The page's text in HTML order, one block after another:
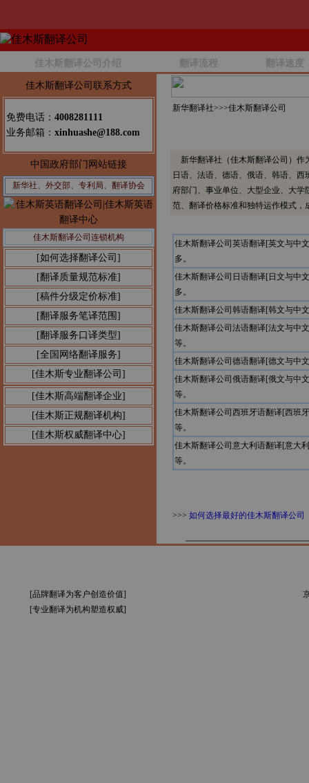
佳木斯翻译公司介绍 翻译流程 翻译速度
佳木斯翻译公司联系方式
免费电话： 4008281111
业务邮箱： xinhuashe@188.com
中国政府部门网站链接
新华社、外交部、专利局、翻译协会
佳木斯翻译公司连锁机构
[如何选择翻译公司]
[翻译质量规范标准]
[稿件分级定价标准]
[翻译服务笔译范围]
[翻译服务口译类型]
[全国网络翻译服务]
[佳木斯专业翻译公司]
[佳木斯高端翻译企业]
[佳木斯正规翻译机构]
[佳木斯权威翻译中心]
新华翻译社>>>佳木斯翻译公司
新华翻译社（佳木斯翻译公司）作
日语、法语、德语、俄语、韩语、
府部门、事业单位、大型企业、大
范、翻译价格标准和独特运作模式
佳木斯翻译公司英语翻译[英文与中
多。
佳木斯翻译公司日语翻译[日文与中
多。
佳木斯翻译公司韩语翻译[韩文与中
佳木斯翻译公司法语翻译[法文与中
等。
佳木斯翻译公司德语翻译[德文与中
佳木斯翻译公司俄语翻译[俄文与中
等。
佳木斯翻译公司西班牙语翻译[西班
等。
佳木斯翻译公司意大利语翻译[意大
等。
>>> 如何选择最好的佳木斯翻译公司
[品牌翻译为客户创造价值]
[专业翻译为机构塑造权威]